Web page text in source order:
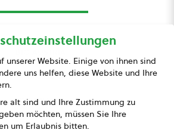
Presse
Impressum
Datenschutz
unserer Website. Einige von ihnen sind
uns helfen, diese Website und Ihre
alt sind und Ihre Zustimmung zu
möchten, müssen Sie Ihre
um Erlaubnis bitten.